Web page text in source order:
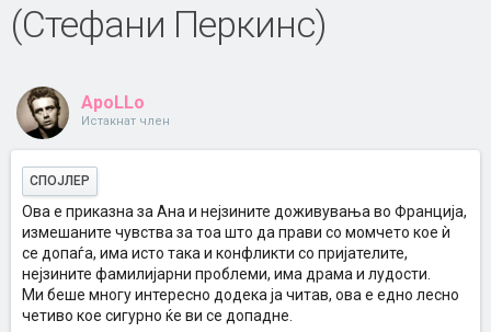
(Стефани Перкинс)
ApoLLo
Истакнат член
СПОЈЛЕР
Ова е приказна за Ана и нејзините доживувања во Франција,
измешаните чувства за тоа што да прави со момчето кое ѝ
се допаѓа, има исто така и конфликти со пријателите,
нејзините фамилијарни проблеми, има драма и лудости.
Ми беше многу интересно додека ја читав, ова е едно лесно
четиво кое сигурно ќе ви се допадне.